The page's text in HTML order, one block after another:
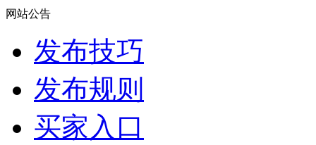
网站公告
发布技巧
发布规则
买家入口